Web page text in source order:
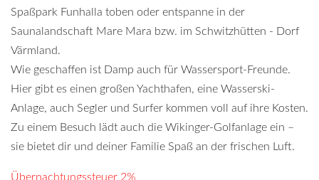
Spaßpark Funhalla toben oder entspanne in der
Saunalandschaft Mare Mara bzw. im Schwitzhütten - Dorf
Värmland.
Wie geschaffen ist Damp auch für Wassersport-Freunde.
Hier gibt es einen großen Yachthafen, eine Wasserski-
Anlage, auch Segler und Surfer kommen voll auf ihre Kosten.
Zu einem Besuch lädt auch die Wikinger-Golfanlage ein –
sie bietet dir und deiner Familie Spaß an der frischen Luft.
Übernachtungssteuer 2%